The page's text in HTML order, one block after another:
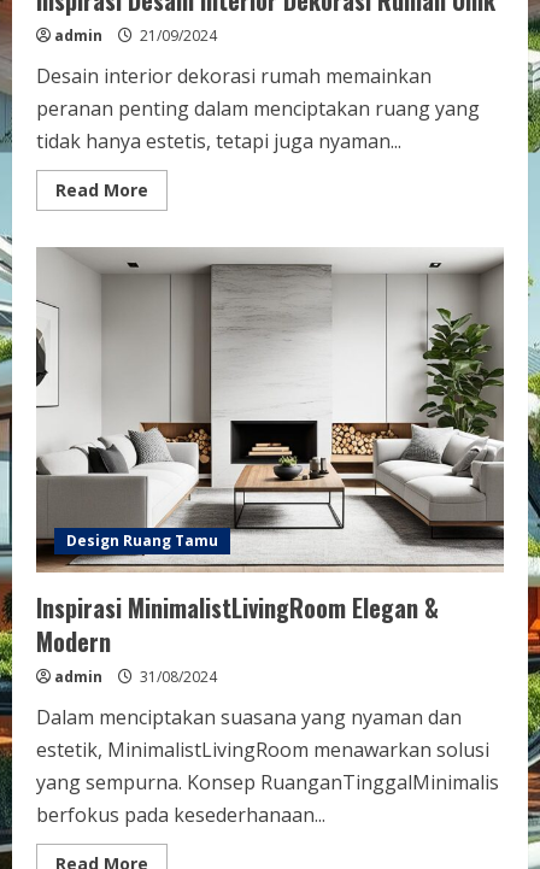
admin 21/09/2024
Desain interior dekorasi rumah memainkan
peranan penting dalam menciptakan ruang yang
tidak hanya estetis, tetapi juga nyaman...
Read More
more
Desain
Interior
Dekorasi
Design Ruang Tamu
Inspirasi MinimalistLivingRoom Elegan &
Modern
admin 31/08/2024
Dalam menciptakan suasana yang nyaman dan
estetik, MinimalistLivingRoom menawarkan solusi
yang sempurna. Konsep RuanganTinggalMinimalis
berfokus pada kesederhanaan...
Read More